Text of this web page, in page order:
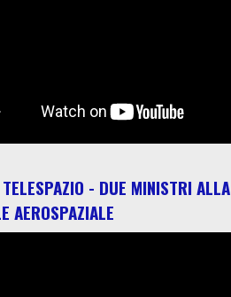
- DUE MINISTRI ALLA
AEROSPAZIALE